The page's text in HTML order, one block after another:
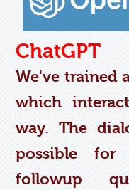
ChatGPT
We've trained
which
way. The
possible for
followup